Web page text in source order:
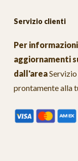
Servizio clienti
Per
aggiornamenti
dall'area
prontamente alla